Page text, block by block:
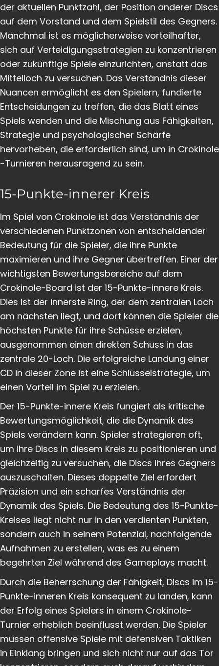
der aktuellen Punktzahl, der Position anderer Discs
auf dem Vorstand und dem Spielstil des Gegners.
Manchmal ist es möglicherweise vorteilhafter,
sich auf Verteidigungsstrategien zu konzentrieren
oder zukünftige Spiele einzurichten, anstatt das
Mittelloch zu versuchen. Das Verständnis dieser
Nuancen ermöglicht es den Spielern, fundierte
Entscheidungen zu treffen, die das Blatt eines
Spiels wenden und die Mischung aus Fähigkeiten,
Strategie und psychologischer Schärfe
hervorheben, die erforderlich sind, um in Crokinole
-Turnieren herausragend zu sein.
15-Punkte-innerer Kreis
Im Spiel von Crokinole ist das Verständnis der
verschiedenen Punktzonen von entscheidender
Bedeutung für die Spieler, die ihre Punkte
maximieren und ihre Gegner übertreffen. Einer der
wichtigsten Bewertungsbereiche auf dem
Crokinole-Board ist der 15-Punkte-innere Kreis.
Dies ist der innerste Ring, der dem zentralen Loch
am nächsten liegt, und dort können die Spieler die
höchsten Punkte für ihre Schüsse erzielen,
ausgenommen einen direkten Schuss in das
zentrale 20-Loch. Die erfolgreiche Landung einer
CD in dieser Zone ist eine Schlüsselstrategie, um
einen Vorteil im Spiel zu erzielen.
Der 15-Punkte-innere Kreis fungiert als kritische
Bewertungsmöglichkeit, die die Dynamik des
Spiels verändern kann. Spieler strategieren oft,
um ihre Discs in diesem Kreis zu positionieren und
gleichzeitig zu versuchen, die Discs ihres Gegners
auszuschalten. Dieses doppelte Ziel erfordert
Präzision und ein scharfes Verständnis der
Dynamik des Spiels. Die Bedeutung des 15-Punkte-
Kreises liegt nicht nur in den verdienten Punkten,
sondern auch in seinem Potenzial, nachfolgende
Aufnahmen zu erstellen, was es zu einem
begehrten Ziel während des Gameplays macht.
Durch die Beherrschung der Fähigkeit, Discs im 15-
Punkte-inneren Kreis konsequent zu landen, kann
der Erfolg eines Spielers in einem Crokinole-
Turnier erheblich beeinflusst werden. Die Spieler
müssen offensive Spiele mit defensiven Taktiken
in Einklang bringen und sich nicht nur auf das Tor